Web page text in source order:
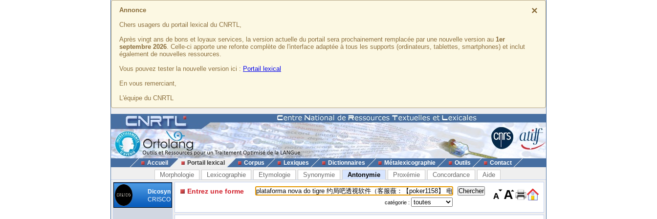
×
Annonce
Chers usagers du portail lexical du CNRTL,
Après vingt ans de bons et loyaux services, la version actuelle du portail sera prochainement remplacée par une nouvelle version au 1er
septembre 2026. Celle-ci apporte une refonte complète de l'interface adaptée à tous les supports (ordinateurs, tablettes, smartphones) et inclut
également de nouvelles ressources.
Vous pouvez tester la nouvelle version ici : Portail lexical
En vous remerciant,
L'équipe du CNRTL
Accueil Portail lexical Corpus Lexiques Dictionnaires Métalexicographie Outils Contact
Morphologie Lexicographie Etymologie Synonymie Antonymie Proxémie Concordance Aide
Dicosyn
CRISCO
Entrez une forme
catégorie :